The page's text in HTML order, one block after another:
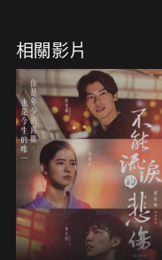
相關影片